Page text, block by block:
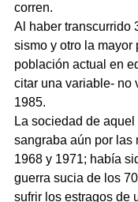
corren.
Al haber transcurrido
sismo y otro la mayor
población actual en
citar una variable- no
1985.
La sociedad de
sangraba aún por las
1968 y 1971; había
guerra sucia de los
sufrir los estragos de